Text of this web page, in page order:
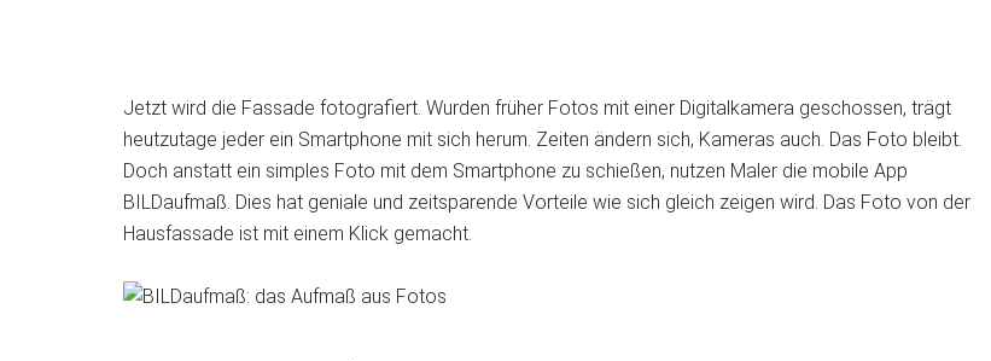
Jetzt wird die Fassade fotografiert. Wurden früher Fotos mit einer Digitalkamera geschossen, trägt
heutzutage jeder ein Smartphone mit sich herum. Zeiten ändern sich, Kameras auch. Das Foto bleibt.
Doch anstatt ein simples Foto mit dem Smartphone zu schießen, nutzen Maler die mobile App
BILDaufmaß. Dies hat geniale und zeitsparende Vorteile wie sich gleich zeigen wird. Das Foto von der
Hausfassade ist mit einem Klick gemacht.